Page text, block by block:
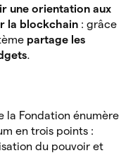
une orientation aux
la blockchain : grâce
partage les
.
la Fondation énumère
en trois points :
du pouvoir et